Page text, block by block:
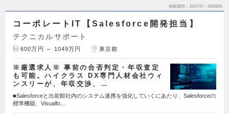
掲載期間 26/07/27～26/08/09
コーポレートIT【Salesforce開発担当】
テクニカルサポート
600万円 ～ 1049万円 東京都
※厳選求人※ 事前の合否判定・年収査定
も可能。ハイクラス DX専門人材会社ウィ
ンスリーが、年収交渉、…
■Salesforceと出前館社内のシステム連携を強化していくにあたり、Salesforceの
標準機能、Visualfo…